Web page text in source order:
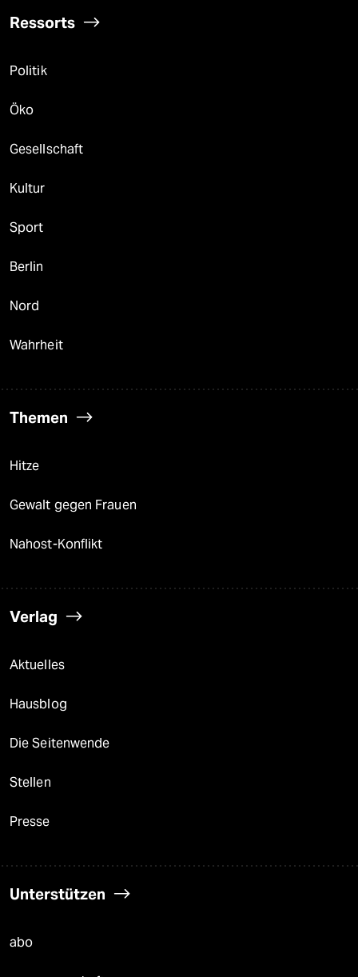
Ressorts
Politik
Öko
Gesellschaft
Kultur
Sport
Berlin
Nord
Wahrheit
Themen
Hitze
Gewalt gegen Frauen
Nahost-Konflikt
Verlag
Aktuelles
Hausblog
Die Seitenwende
Stellen
Presse
Unterstützen
abo